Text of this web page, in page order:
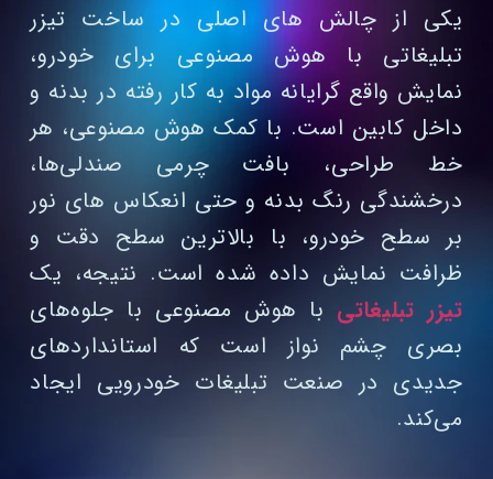
یکی از چالش‌ های اصلی در ساخت تیزر
تبلیغاتی با هوش مصنوعی برای خودرو،
نمایش واقع‌ گرایانه مواد به کار رفته در بدنه و
داخل کابین است. با کمک هوش مصنوعی، هر
خط طراحی، بافت چرمی صندلی‌ها،
درخشندگی رنگ بدنه و حتی انعکاس‌ های نور
بر سطح خودرو، با بالاترین سطح دقت و
ظرافت نمایش داده شده است. نتیجه، یک
تیزر تبلیغاتی با هوش مصنوعی با جلوه‌های
بصری چشم‌ نواز است که استانداردهای
جدیدی در صنعت تبلیغات خودرویی ایجاد
می‌کند.